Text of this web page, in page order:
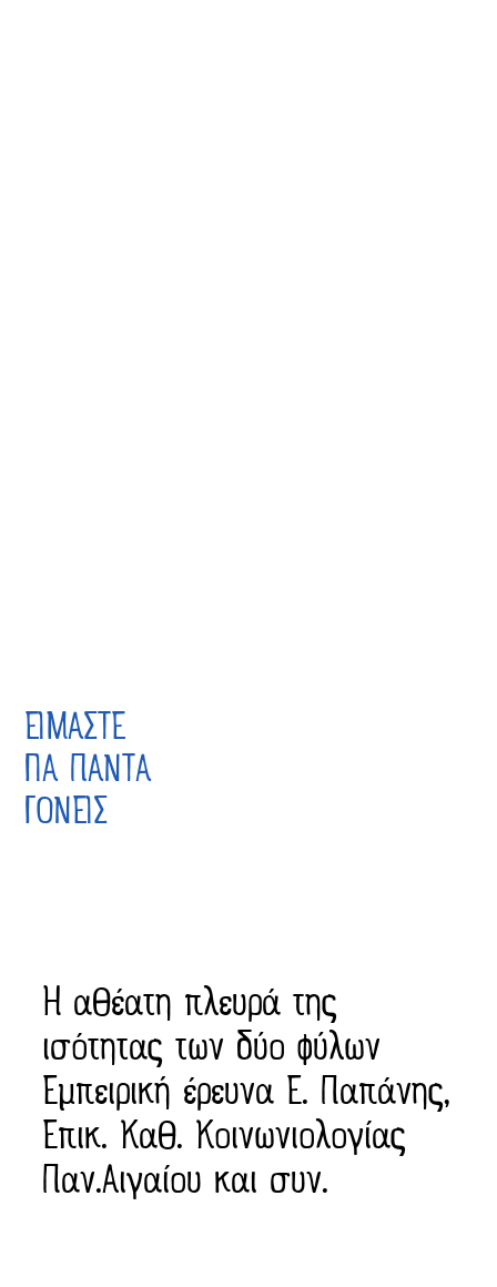
ΕΙΜΑΣΤΕ
ΓΙΑ ΠΑΝΤΑ
ΓΟΝΕΙΣ
Η αθέατη πλευρά της
ισότητας των δύο φύλων
Εμπειρική έρευνα Ε. Παπάνης,
Επικ. Καθ. Κοινωνιολογίας
Παν.Αιγαίου και συν.